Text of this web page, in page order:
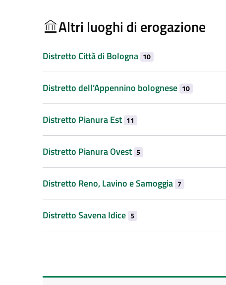
Altri luoghi di erogazione
Distretto Città di Bologna 10
Distretto dell’Appennino bolognese 10
Distretto Pianura Est 11
Distretto Pianura Ovest 5
Distretto Reno, Lavino e Samoggia 7
Distretto Savena Idice 5